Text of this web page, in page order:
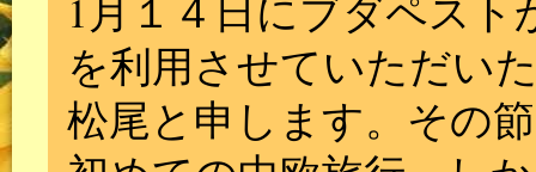
を利用させていただい
松尾と申します。その